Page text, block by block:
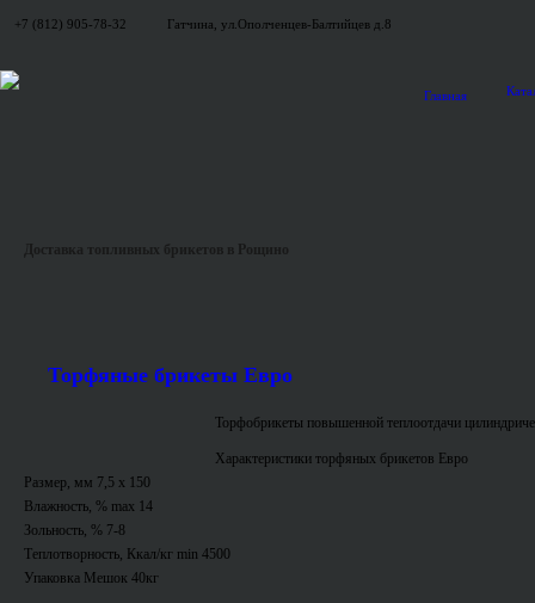
+7 (812) 905-78-32 Гатчина, ул.Ополченцев-Балтийцев д.8
Главная
Доставка топливных брикетов в Рощино
Торфяные брикеты Евро
Торфобрикеты повышенной теплоотдачи
Характеристики торфяных брикетов Евро
Размер, мм 7,5 x 150
Влажность, % max 14
Зольность, % 7-8
Теплотворность, Ккал/кг min 4500
Упаковка Мешок 40кг